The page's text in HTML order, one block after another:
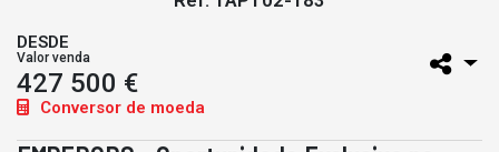
DESDE
Valor venda
427 500 €
Conversor de moeda